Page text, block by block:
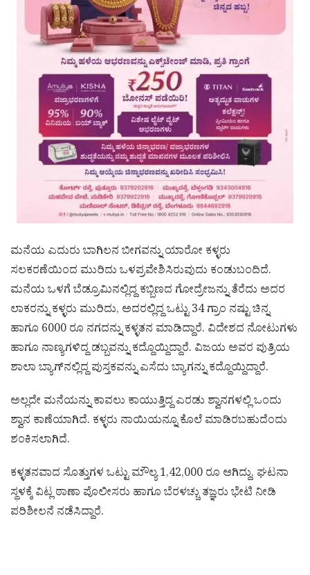
ಮನೆಯ ಎದುರು ಬಾಗಿಲನ ಬೀಗವನ್ನು ಯಾರೋ ಕಳ್ಳರು
ಸಲಕರಣೆಯಿಂದ ಮುರಿದು ಒಳಪ್ರವೇಶಿಸಿರುವುದು ಕಂಡುಬಂದಿದೆ.
ಮನೆಯ ಒಳಗೆ ಬೆಡ್ರೂಮಿನಲ್ಲಿದ್ದ ಕಬ್ಬಿಣದ ಗೋದ್ರೇಜನ್ನು ತೆರೆದು ಅದರ
ಲಾಕರನ್ನು ಕಳ್ಳರು ಮುರಿದು, ಅದರಲ್ಲಿದ್ದ ಒಟ್ಟು 34 ಗ್ರಾಂ ನಷ್ಟು ಚಿನ್ನ
ಹಾಗೂ 6000 ರೂ ನಗದನ್ನು ಕಳ್ಳತನ ಮಾಡಿದ್ದಾರೆ. ವಿದೇಶದ ನೋಟುಗಳು
ಹಾಗೂ ನಾಣ್ಯಗಳಿದ್ದ ಡಬ್ಬವನ್ನು ಕದ್ದೊಯ್ದಿದ್ದಾರೆ. ವಿಜಯ ಅವರ ಪುತ್ರಿಯ
ಶಾಲಾ ಬ್ಯಾಗ್‌ನಲ್ಲಿದ್ದ ಪುಸ್ತಕವನ್ನು ಎಸೆದು ಬ್ಯಾಗನ್ನು ಕದ್ದೊಯ್ದಿದ್ದಾರೆ.
ಅಲ್ಲದೇ ಮನೆಯನ್ನು ಕಾವಲು ಕಾಯುತ್ತಿದ್ದ ಎರಡು ಶ್ವಾನಗಳಲ್ಲಿ ಒಂದು
ಶ್ವಾನ ಕಾಣೆಯಾಗಿದೆ. ಕಳ್ಳರು ನಾಯಿಯನ್ನೂ ಕೊಲೆ ಮಾಡಿರಬಹುದೆಂದು
ಶಂಕಿಸಲಾಗಿದೆ.
ಕಳ್ಳತನವಾದ ಸೊತ್ತುಗಳ ಒಟ್ಟು ಮೌಲ್ಯ 1,42,000 ರೂ ಆಗಿದ್ದು, ಘಟನಾ
ಸ್ಥಳಕ್ಕೆ ವಿಟ್ಲ ಠಾಣಾ ಪೊಲೀಸರು ಹಾಗೂ ಬೆರಳಚ್ಚು ತಜ್ಞರು ಭೇಟಿ ನೀಡಿ
ಪರಿಶೀಲನೆ ನಡೆಸಿದ್ದಾರೆ.